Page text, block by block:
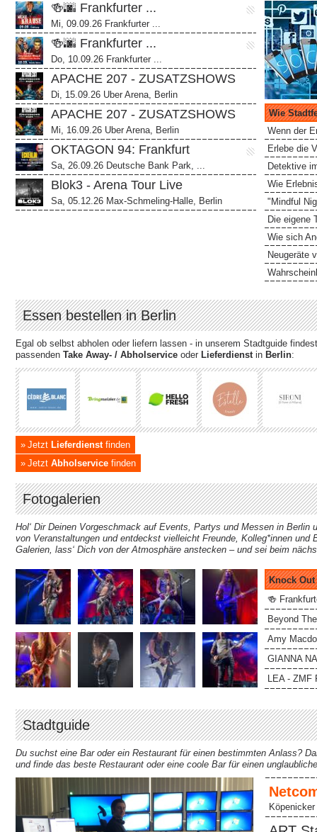
🍻🌆 Frankfurter ...
Mi, 09.09.26 Frankfurter ...
🍻🌆 Frankfurter ...
Do, 10.09.26 Frankfurter ...
APACHE 207 - ZUSATZSHOWS
2026
Di, 15.09.26 Uber Arena, Berlin
APACHE 207 - ZUSATZSHOWS
2026
Mi, 16.09.26 Uber Arena, Berlin
OKTAGON 94: Frankfurt
Sa, 26.09.26 Deutsche Bank Park, ...
Blok3 - Arena Tour Live
Sa, 05.12.26 Max-Schmeling-Halle, Berlin
Wie
Wenn der
Erlebe die
Detektive
Wie
"Mindful
Die eigene
Wie sich
Neugeräte
Essen bestellen in Berlin
Egal ob selbst abholen oder liefern lassen - in unserem Stadtguide
passenden Take Away- / Abholservice oder Lieferdienstin Berlin:
Jetzt Lieferdienstfinden
Jetzt Abholservice finden
Fotogalerien
Hol‘ Dir Deinen Vorgeschmack auf Events, Partys und Messen in Berlin
von Veranstaltungen und entdeckst vielleicht Freunde, Kolleg*innen und
Galerien, lass‘ Dich von der Atmosphäre anstecken – und sei beim
Knock
🍻
Beyond
Amy
GIANNA
LEA - ZMF
Stadtguide
Du suchst eine Bar oder ein Restaurant für einen bestimmten Anlass?
und finde das beste Restaurant oder eine coole Bar für einen